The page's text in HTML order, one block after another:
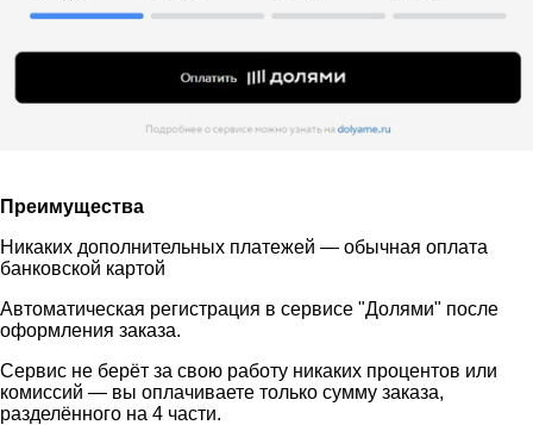
Преимущества
Никаких дополнительных платежей — обычная оплата
банковской картой
Автоматическая регистрация в сервисе "Долями" после
оформления заказа.
Сервис не берёт за свою работу никаких процентов или
комиссий — вы оплачиваете только сумму заказа,
разделённого на 4 части.